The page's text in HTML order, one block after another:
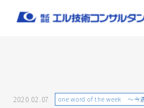
2020.02.07 one word of the week ～今